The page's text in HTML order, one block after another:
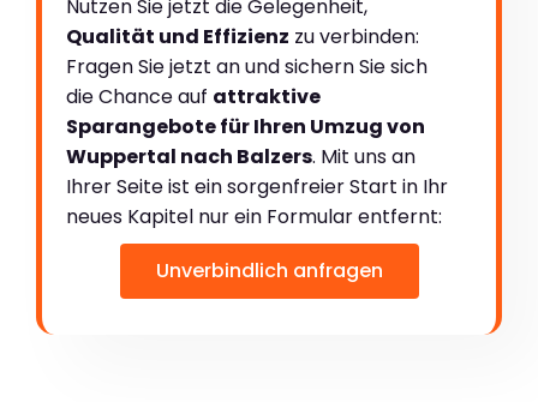
Nutzen Sie jetzt die Gelegenheit,
Qualität und Effizienz zu verbinden:
Fragen Sie jetzt an und sichern Sie sich
die Chance auf attraktive
Sparangebote für Ihren Umzug von
Wuppertal nach Balzers. Mit uns an
Ihrer Seite ist ein sorgenfreier Start in Ihr
neues Kapitel nur ein Formular entfernt:
Unverbindlich anfragen